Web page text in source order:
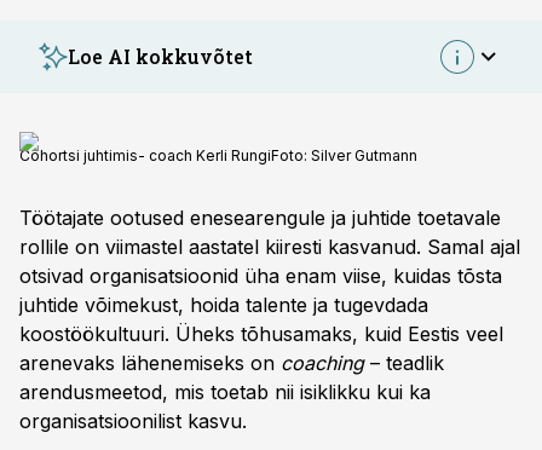
Loe AI kokkuvõtet
Eesti tööandjad on hakanud rohkem kasutama
mitte ainult oskuseid. Uuringud näitavad, et paljud
organisatsioonid pakuvad coaching'ut juhtidele,
kuid rakendamine on veel algstaadiumis. Peamiste
väljakutsetena tuuakse esile piiratud ressursid ja
vähene teadlikkus. Personalitiimide korraldatud
uuringud näitavad, et töötajad kogevad
coaching'ut positiivselt, kuid tulemuste mõõtmine
on keeruline. Tulevikus soovitakse muuta
coaching süsteemsemaks ja mõjuvamaks,
Cohortsi juhtimis- coach Kerli RungiFoto: Silver Gutmann
Töötajate ootused enesearengule ja juhtide toetavale
rollile on viimastel aastatel kiiresti kasvanud. Samal ajal
otsivad organisatsioonid üha enam viise, kuidas tõsta
juhtide võimekust, hoida talente ja tugevdada
koostöökultuuri. Üheks tõhusamaks, kuid Eestis veel
arenevaks lähenemiseks on coaching – teadlik
arendusmeetod, mis toetab nii isiklikku kui ka
organisatsioonilist kasvu.